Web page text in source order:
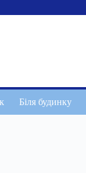
Біля будинку